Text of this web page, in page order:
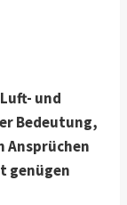
und
Bedeutung,
Ansprüchen
genügen